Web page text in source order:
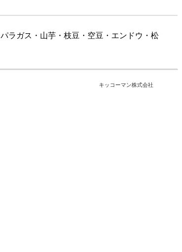
ラガス・山芋・枝豆・空豆・エンドウ・松
キッコーマン株式会社